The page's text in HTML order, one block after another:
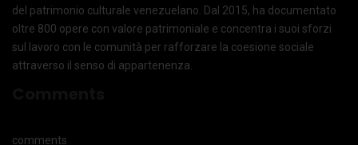
del patrimonio culturale venezuelano. Dal 2015, ha documentato
oltre 800 opere con valore patrimoniale e concentra i suoi sforzi
sul lavoro con le comunità per rafforzare la coesione sociale
attraverso il senso di appartenenza.
comments